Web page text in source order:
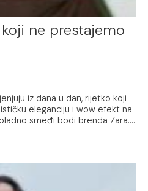
ne prestajemo
iz dana u dan, rijetko koji
eleganciju i wow efekt na
smeđi bodi brenda Zara....